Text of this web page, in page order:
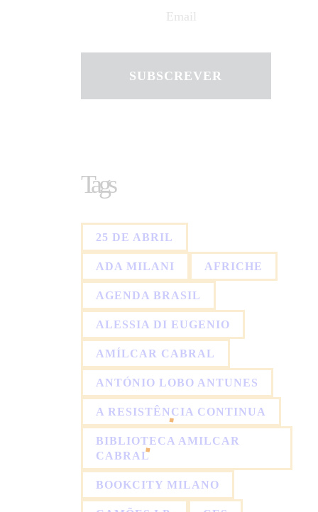
SUBSCREVER
Tags
25 DE ABRIL
ADA MILANI AFRICHE
AGENDA BRASIL
ALESSIA DI EUGENIO
AMÍLCAR CABRAL
ANTÓNIO LOBO ANTUNES
A RESISTÊNCIA CONTINUA
BIBLIOTECA AMILCAR
CABRAL
BOOKCITY MILANO